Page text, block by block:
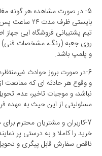
5- در صورت مشاهده هر گونه
بایستی ظرف
تیم پشتیبانی فروشگاه ایی
روی جعبه (رنگ، مشخصات فنی)
و پلمپ باشد.
6-در صورت بروز حوادث
و وقوع هر حادثه ای که ممانعت
نباشد، و موجبات تاخیر، عدم
مسئولیتی از این حیث به عهده
7-کاربران و مشتریان محترم
خرید را کاملا و به درستی پر
ناقص سفارش قابل پیگری و